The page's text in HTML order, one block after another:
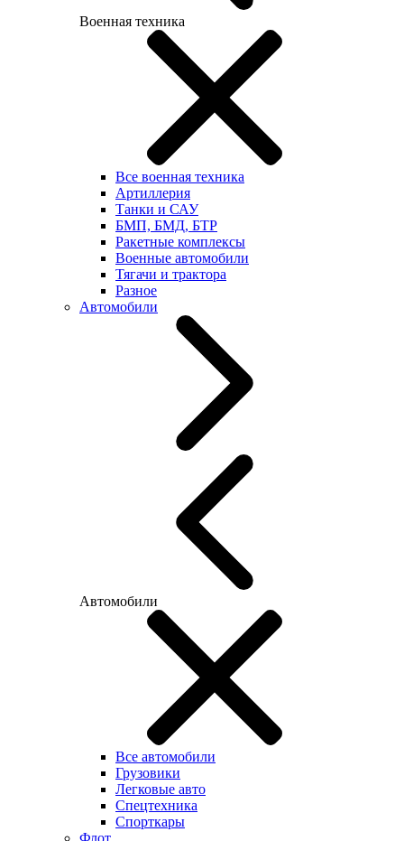
Военная техника
Все военная техника
Артиллерия
Танки и САУ
БМП, БМД, БТР
Ракетные комплексы
Военные автомобили
Тягачи и трактора
Разное
Автомобили
Автомобили
Все автомобили
Грузовики
Легковые авто
Спецтехника
Спорткары
Флот